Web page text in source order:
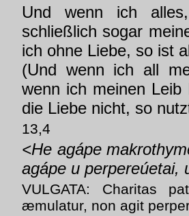
Und wenn ich
schließlich sogar
ich ohne Liebe, so ist
(Und wenn ich all
wenn ich meinen Leib
die Liebe nicht, so
13,4
<He agápe
agápe u perpereúetai,
VULGATA: Charitas
æmulatur, non agit